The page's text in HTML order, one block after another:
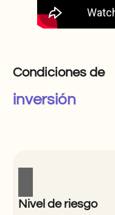
Condiciones de
inversión
Nivel de riesgo